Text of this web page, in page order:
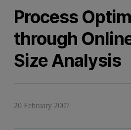
Process
through
Size Analysis
20 February 2007